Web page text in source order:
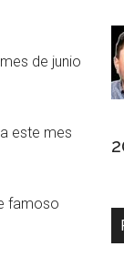
de junio
este mes
famoso